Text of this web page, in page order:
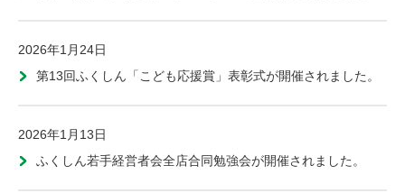
2026年1月24日
第13回ふくしん「こども応援賞」表彰式が開催されました。
2026年1月13日
ふくしん若手経営者会全店合同勉強会が開催されました。